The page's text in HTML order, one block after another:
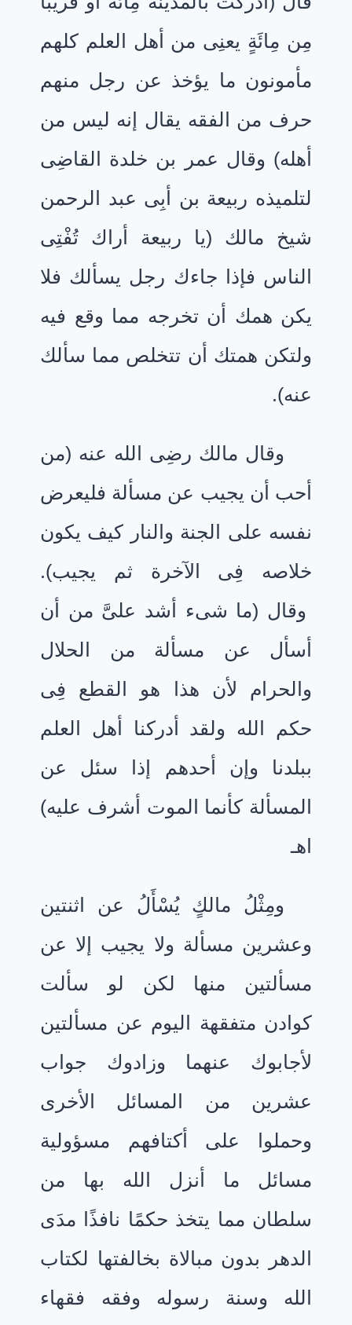
مِن مِائَةٍ يعنِى من أهل العلم كلهم
مأمونون ما يؤخذ عن رجل منهم
حرف من الفقه يقال إنه ليس من
أهله) وقال عمر بن خلدة القاضِى
لتلميذه ربيعة بن أبِى عبد الرحمن
شيخ مالك (يا ربيعة أراك تُفْتِى
الناس فإذا جاءك رجل يسألك فلا
يكن همك أن تخرجه مما وقع فيه
ولتكن همتك أن تتخلص مما سألك
عنه).
وقال مالك رضِى الله عنه (من
أحب أن يجيب عن مسألة فليعرض
نفسه على الجنة والنار كيف يكون
خلاصه فِى الآخرة ثم يجيب).
وقال (ما شىء أشد علىَّ من أن
أسأل عن مسألة من الحلال
والحرام لأن هذا هو القطع فِى
حكم الله ولقد أدركنا أهل العلم
ببلدنا وإن أحدهم إذا سئل عن
المسألة كأنما الموت أشرف عليه)
اهـ
ومِثْلُ مالكٍ يُسْأَلُ عن اثنتين
وعشرين مسألة ولا يجيب إلا عن
مسألتين منها لكن لو سألت
كوادن متفقهة اليوم عن مسألتين
لأجابوك عنهما وزادوك جواب
عشرين من المسائل الأخرى
وحملوا على أكتافهم مسؤولية
مسائل ما أنزل الله بها من
سلطان مما يتخذ حكمًا نافذًا مدَى
الدهر بدون مبالاة بخالفتها لكتاب
الله وسنة رسوله وفقه فقهاء